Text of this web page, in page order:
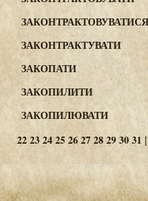
ЗАКОНТРАКТОВУВАТИСЯ
ЗАКОНТРАКТУВАТИ
ЗАКОПАТИ
ЗАКОПИЛИТИ
ЗАКОПИЛЮВАТИ
22232425262728293031